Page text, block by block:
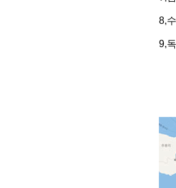
8,
9,